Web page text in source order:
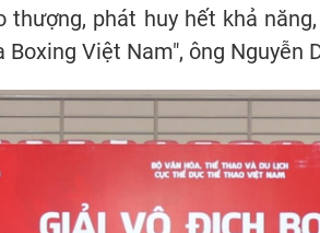
phát huy hết khả
Việt Nam", ông Nguyễn